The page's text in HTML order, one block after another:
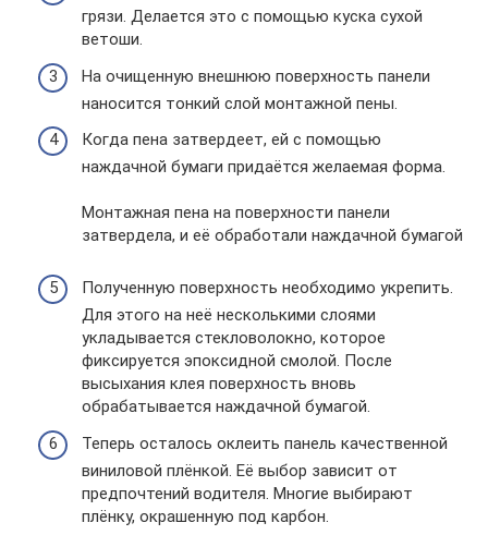
грязи. Делается это с помощью куска сухой
ветоши.
На очищенную внешнюю поверхность панели
наносится тонкий слой монтажной пены.
Когда пена затвердеет, ей с помощью
наждачной бумаги придаётся желаемая форма.
Монтажная пена на поверхности панели
затвердела, и её обработали наждачной бумагой
Полученную поверхность необходимо укрепить.
Для этого на неё несколькими слоями
укладывается стекловолокно, которое
фиксируется эпоксидной смолой. После
высыхания клея поверхность вновь
обрабатывается наждачной бумагой.
Теперь осталось оклеить панель качественной
виниловой плёнкой. Её выбор зависит от
предпочтений водителя. Многие выбирают
плёнку, окрашенную под карбон.